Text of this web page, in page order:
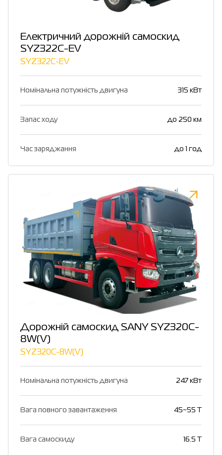
Електричний дорожній самоскид
SYZ322C-EV
SYZ322C-EV
Номінальна потужність двигуна 315 кВт
Запас ходу до 250 км
Час заряджання до 1 год
Дорожній самоскид SANY SYZ320C-
8W(V)
SYZ320C-8W(V)
Номінальна потужність двигуна 247 кВт
Вага повного завантаження 45~55 T
Вага самоскиду 16.5 T